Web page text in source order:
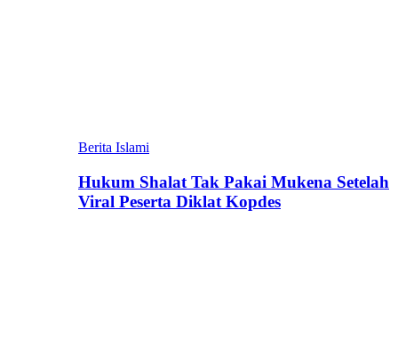
Berita Islami
Hukum Shalat Tak Pakai Mukena Setelah
Viral Peserta Diklat Kopdes